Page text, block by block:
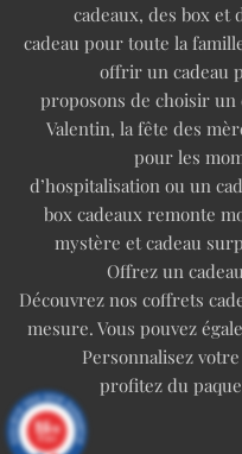
cadeaux, des box
cadeau pour toute la
offrir un cadeau
proposons de choisir un
Valentin, la fête des
pour les
d’hospitalisation ou un
box cadeaux remonte
mystère et cadeau
Offrez un
Découvrez nos coffrets
mesure. Vous pouvez
Personnalisez
profitez du
9.6/10
97 avis